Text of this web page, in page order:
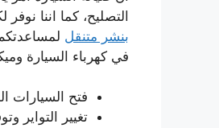
التصليح، كما اننا
بنشر متنقل
في كهرباء السيارة
فتح السيارات
تغيير التواير